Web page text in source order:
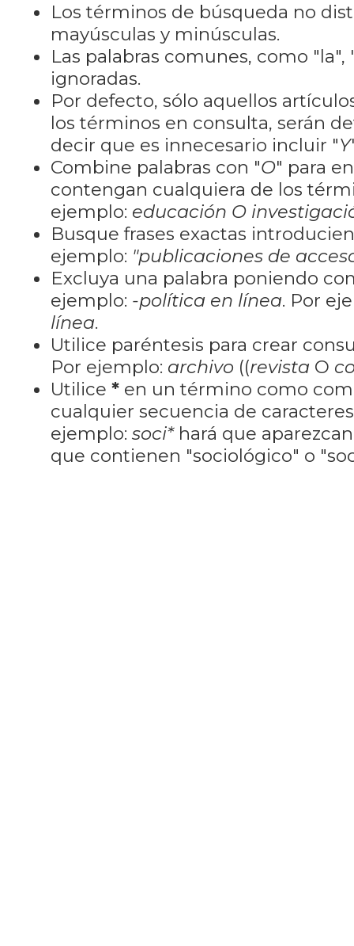
Los términos de búsqueda no
mayúsculas y minúsculas.
Las palabras comunes, como "la",
ignoradas.
Por defecto, sólo aquellos
los términos en consulta, serán
decir que es innecesario incluir "Y
Combine palabras con "O" para
contengan cualquiera de los
ejemplo: educación O
Busque frases exactas
ejemplo: "publicaciones de
Excluya una palabra poniendo
ejemplo: -política en línea. Por
línea.
Utilice paréntesis para crear
Por ejemplo: archivo ((revista O
Utilice *en un término como
cualquier secuencia de
ejemplo: soci*hará que
que contienen "sociológico" o